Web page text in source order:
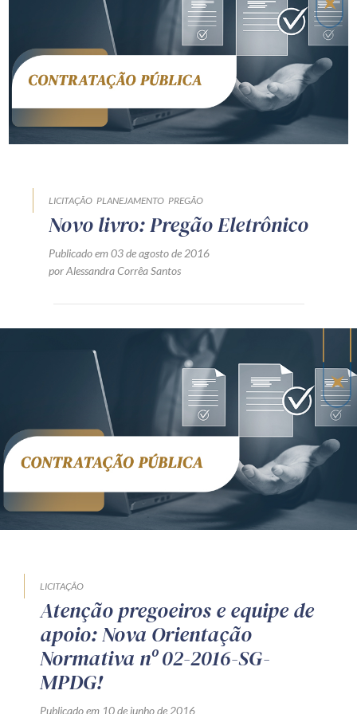
Receba por RSS
Av. Sete de Setembro, 4698
Batel Curitiba/PR CEP80240-000
Telefone (41) 2109-8666
LICITAÇÃO PLANEJAMENTO PREGÃO
Novo livro: Pregão Eletrônico
Publicado em 03 de agosto de 2016
por Alessandra Corrêa Santos
LICITAÇÃO
Atenção pregoeiros e equipe de
apoio: Nova Orientação
Normativa nº 02-2016-SG-
MPDG!
Publicado em 10 de junho de 2016